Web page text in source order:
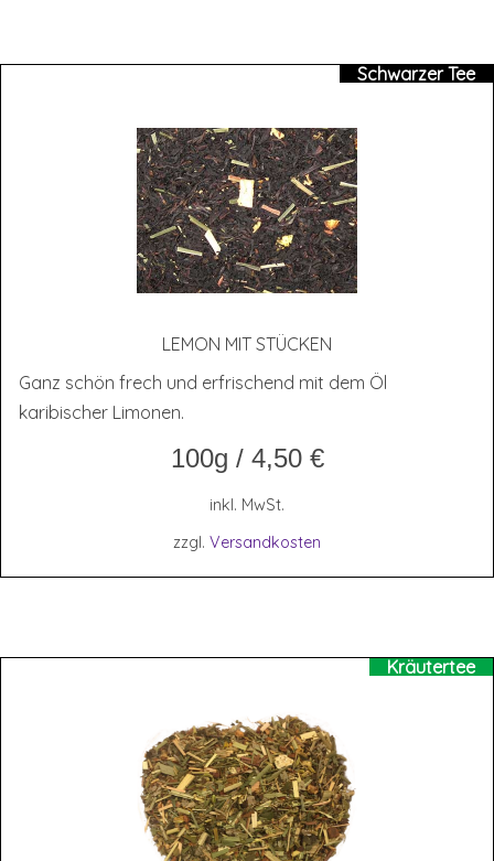
Schwarzer Tee
LEMON MIT STÜCKEN
Ganz schön frech und erfrischend mit dem Öl
karibischer Limonen.
100g / 4,50 €
inkl. MwSt.
zzgl. Versandkosten
Kräutertee